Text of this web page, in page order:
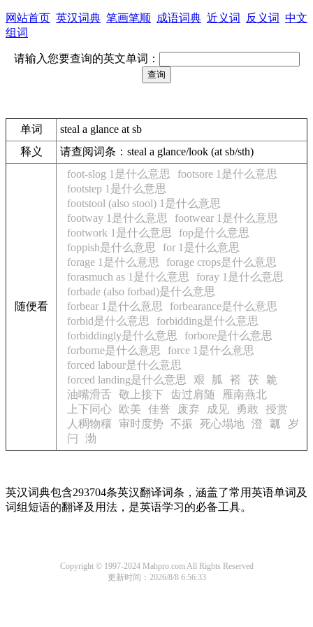
网站首页 英汉词典 笔画笔顺 成语词典 近义词 反义词 中文
组词
请输入您要查询的英文单词：
单词
steal a glance at sb
释义
请查阅词条：steal a glance/look (at sb/sth)
随便看
foot-slog 1是什么意思
footsore 1是什么意思
footstep 1是什么意思
footstool (also stool) 1是什么意思
footway 1是什么意思
footwear 1是什么意思
footwork 1是什么意思
fop是什么意思
foppish是什么意思
for 1是什么意思
forage 1是什么意思
forage crops是什么意思
forasmuch as 1是什么意思
foray 1是什么意思
forbade (also forbad)是什么意思
forbear 1是什么意思
forbearance是什么意思
forbid是什么意思
forbidding是什么意思
forbiddingly是什么意思
forbore是什么意思
forborne是什么意思
force 1是什么意思
forced labour是什么意思
forced landing是什么意思
艰 胍 褡 茯
臲
油嘴滑舌
敬上接下 齿过肩随
雁南燕北
上下同心
欧美 佳誉 废弃 成见 勇敢
授赏
人稠物穰
审时度势 不振 死心塌地 澄 瓤
岁
闩
渤
英汉词典包含293704条英汉翻译词条，涵盖了常用英语单词及
词组短语的翻译及用法，是英语学习的必备工具。
Copyright © 1997-2024 Mahpro.com All Rights Reserved
更新时间：2026/8/8 6:56:33